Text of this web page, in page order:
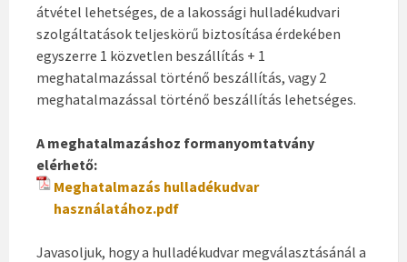
átvétel lehetséges, de a lakossági hulladékudvari
szolgáltatások teljeskörű biztosítása érdekében
egyszerre 1 közvetlen beszállítás + 1
meghatalmazással történő beszállítás, vagy 2
meghatalmazással történő beszállítás lehetséges.
A meghatalmazáshoz formanyomtatvány
elérhető:
Meghatalmazás hulladékudvar
használatához.pdf
Javasoljuk, hogy a hulladékudvar megválasztásánál a